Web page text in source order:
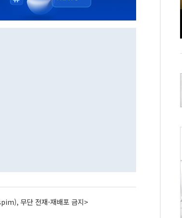
무단 전재-재배포 금지>